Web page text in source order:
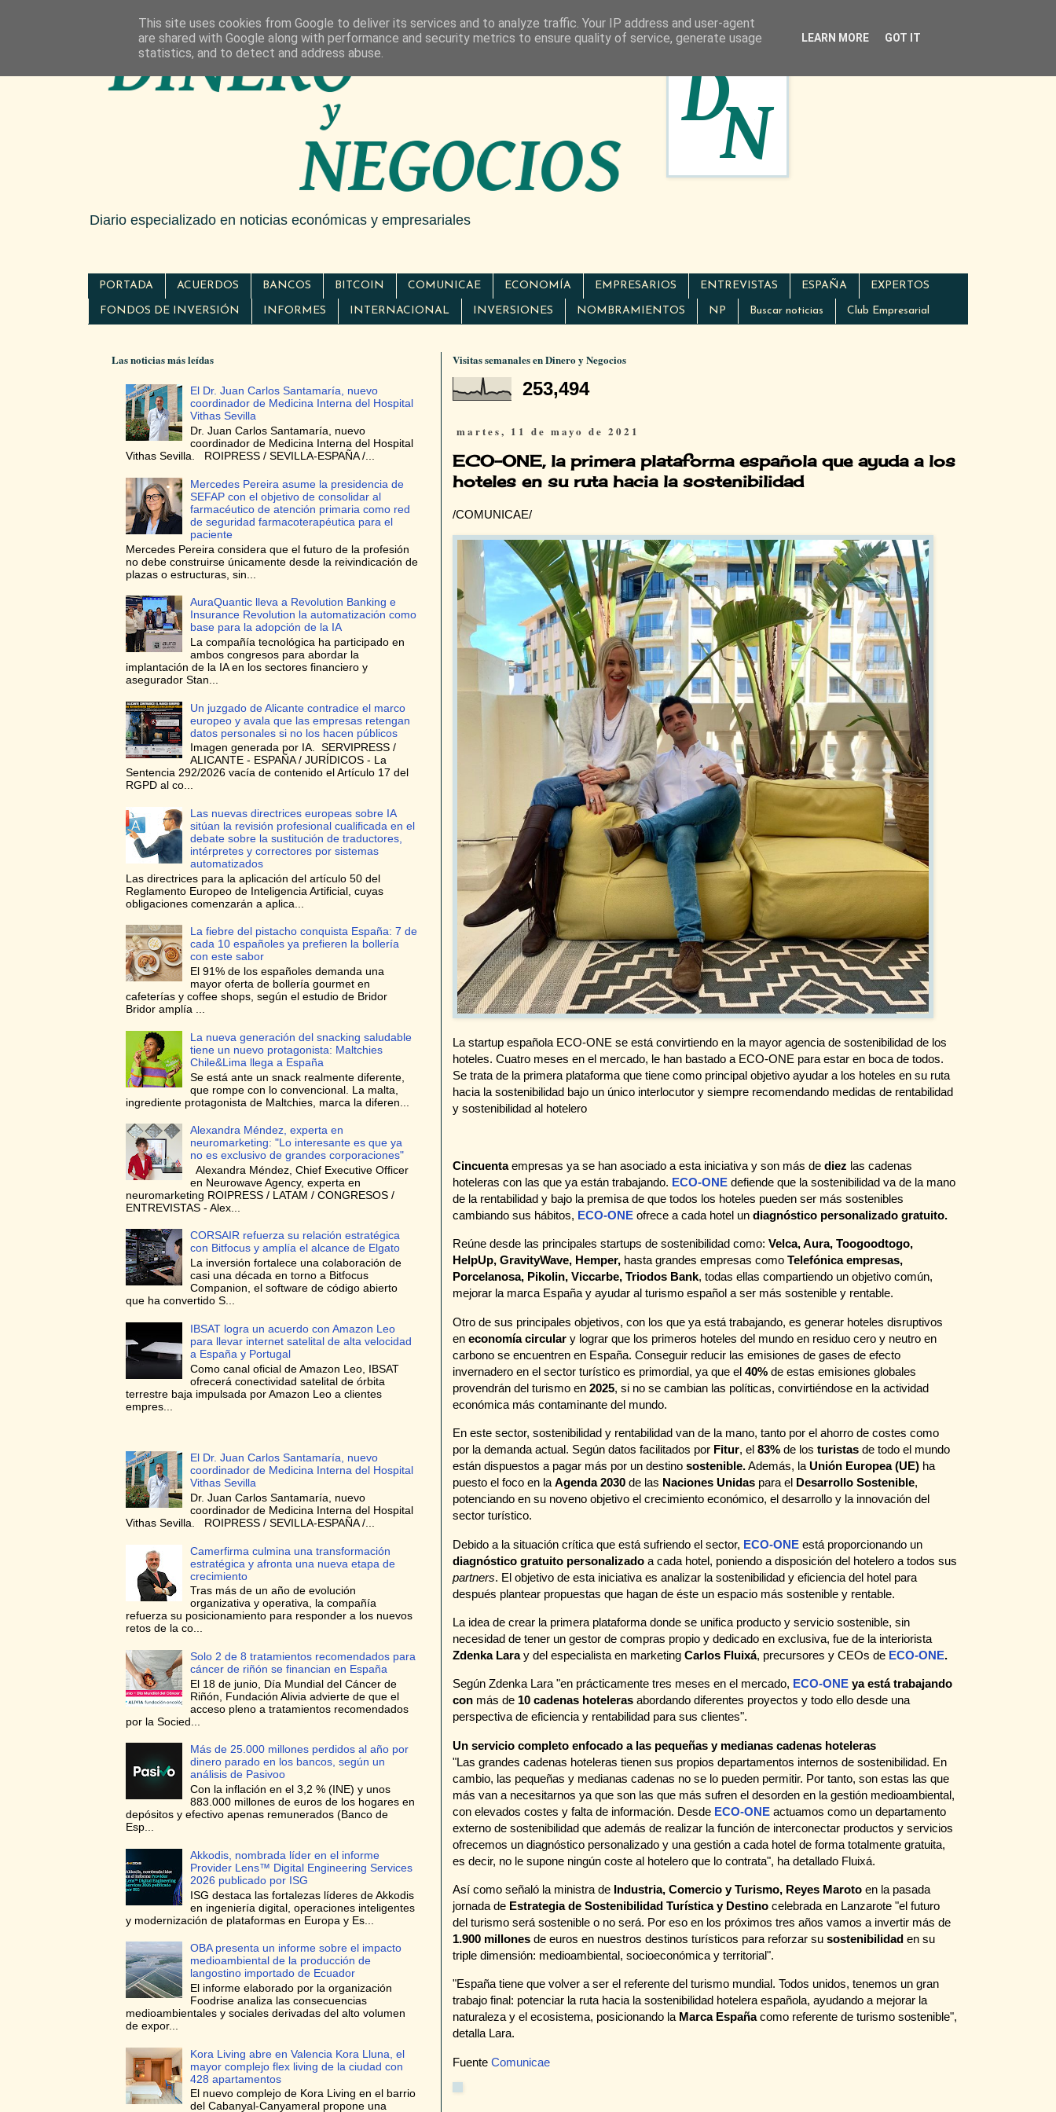
Diario especializado en noticias económicas y empresariales
PORTADA ACUERDOS BANCOS BITCOIN COMUNICAE ECONOMÍA EMPRESARIOS ENTREVISTAS ESPAÑA EXPERTOS
FONDOS DE INVERSIÓN INFORMES INTERNACIONAL INVERSIONES NOMBRAMIENTOS NP Buscar noticias Club Empresarial
Visitas semanales en Dinero y Negocios
253,494
martes, 11 de mayo de 2021
ECO-ONE, la primera plataforma española que ayuda a los
hoteles en su ruta hacia la sostenibilidad
/COMUNICAE/
La startup española ECO-ONE se está convirtiendo en la mayor agencia de sostenibilidad de los
hoteles. Cuatro meses en el mercado, le han bastado a ECO-ONE para estar en boca de todos.
Se trata de la primera plataforma que tiene como principal objetivo ayudar a los hoteles en su ruta
hacia la sostenibilidad bajo un único interlocutor y siempre recomendando medidas de rentabilidad
y sostenibilidad al hotelero
Cincuentaempresas ya se han asociado a esta iniciativa y son más de diez las cadenas
hoteleras con las que ya están trabajando. ECO-ONE defiende que la sostenibilidad va de la mano
de la rentabilidad y bajo la premisa de que todos los hoteles pueden ser más sostenibles
cambiando sus hábitos, ECO-ONE ofrece a cada hotel un diagnóstico personalizado gratuito.
Reúne desde las principales startups de sostenibilidad como: Velca, Aura, Toogoodtogo,
HelpUp, GravityWave, Hemper, hasta grandes empresas como Telefónica empresas,
Porcelanosa, Pikolin, Viccarbe, Triodos Bank, todas ellas compartiendo un objetivo común,
mejorar la marca España y ayudar al turismo español a ser más sostenible y rentable.
Otro de sus principales objetivos, con los que ya está trabajando, es generar hoteles disruptivos
en economía circular y lograr que los primeros hoteles del mundo en residuo cero y neutro en
carbono se encuentren en España. Conseguir reducir las emisiones de gases de efecto
invernadero en el sector turístico es primordial, ya que el 40% de estas emisiones globales
provendrán del turismo en 2025, si no se cambian las políticas, convirtiéndose en la actividad
económica más contaminante del mundo.
En este sector, sostenibilidad y rentabilidad van de la mano, tanto por el ahorro de costes como
por la demanda actual. Según datos facilitados por Fitur, el 83% de los turistas de todo el mundo
están dispuestos a pagar más por un destino sostenible.Además, la Unión Europea (UE) ha
puesto el foco en la Agenda 2030 de las Naciones Unidas para el Desarrollo Sostenible,
potenciando en su noveno objetivo el crecimiento económico, el desarrollo y la innovación del
sector turístico.
Debido a la situación crítica que está sufriendo el sector, ECO-ONE está proporcionando un
diagnóstico gratuito personalizado a cada hotel, poniendo a disposición del hotelero a todos sus
partners. El objetivo de esta iniciativa es analizar la sostenibilidad y eficiencia del hotel para
después plantear propuestas que hagan de éste un espacio más sostenible y rentable.
La idea de crear la primera plataforma donde se unifica producto y servicio sostenible, sin
necesidad de tener un gestor de compras propio y dedicado en exclusiva, fue de la interiorista
Zdenka Laray del especialista en marketing Carlos Fluixá, precursores y CEOs de ECO-ONE.
Según Zdenka Lara "en prácticamente tres meses en el mercado, ECO-ONE ya está trabajando
con más de 10 cadenas hoteleras abordando diferentes proyectos y todo ello desde una
perspectiva de eficiencia y rentabilidad para sus clientes".
Un servicio completo enfocado a las pequeñas y medianas cadenas hoteleras
"Las grandes cadenas hoteleras tienen sus propios departamentos internos de sostenibilidad. En
cambio, las pequeñas y medianas cadenas no se lo pueden permitir. Por tanto, son estas las que
más van a necesitarnos ya que son las que más sufren el desorden en la gestión medioambiental,
con elevados costes y falta de información. Desde ECO-ONE actuamos como un departamento
externo de sostenibilidad que además de realizar la función de interconectar productos y servicios
ofrecemos un diagnóstico personalizado y una gestión a cada hotel de forma totalmente gratuita,
es decir, no le supone ningún coste al hotelero que lo contrata", ha detallado Fluixá.
Así como señaló la ministra de Industria, Comercio y Turismo, Reyes Maroto en la pasada
jornada de Estrategia de Sostenibilidad Turística y Destino celebrada en Lanzarote "el futuro
del turismo será sostenible o no será. Por eso en los próximos tres años vamos a invertir más de
1.900 millones de euros en nuestros destinos turísticos para reforzar su sostenibilidad en su
triple dimensión: medioambiental, socioeconómica y territorial".
"España tiene que volver a ser el referente del turismo mundial. Todos unidos, tenemos un gran
trabajo final: potenciar la ruta hacia la sostenibilidad hotelera española, ayudando a mejorar la
naturaleza y el ecosistema, posicionando la Marca Españacomo referente de turismo sostenible",
detalla Lara.
Fuente Comunicae
Las noticias más leídas
El Dr. Juan Carlos Santamaría, nuevo
coordinador de Medicina Interna del Hospital
Vithas Sevilla
Dr. Juan Carlos Santamaría, nuevo
coordinador de Medicina Interna del Hospital
Vithas Sevilla. ROIPRESS / SEVILLA-ESPAÑA /...
Mercedes Pereira asume la presidencia de
SEFAP con el objetivo de consolidar al
farmacéutico de atención primaria como red
de seguridad farmacoterapéutica para el
paciente
Mercedes Pereira considera que el futuro de la profesión
no debe construirse únicamente desde la reivindicación de
plazas o estructuras, sin...
AuraQuantic lleva a Revolution Banking e
Insurance Revolution la automatización como
base para la adopción de la IA
La compañía tecnológica ha participado en
ambos congresos para abordar la
implantación de la IA en los sectores financiero y
asegurador Stan...
Un juzgado de Alicante contradice el marco
europeo y avala que las empresas retengan
datos personales si no los hacen públicos
Imagen generada por IA. SERVIPRESS /
ALICANTE - ESPAÑA / JURÍDICOS - La
Sentencia 292/2026 vacía de contenido el Artículo 17 del
RGPD al co...
Las nuevas directrices europeas sobre IA
sitúan la revisión profesional cualificada en el
debate sobre la sustitución de traductores,
intérpretes y correctores por sistemas
automatizados
Las directrices para la aplicación del artículo 50 del
Reglamento Europeo de Inteligencia Artificial, cuyas
obligaciones comenzarán a aplica...
La fiebre del pistacho conquista España: 7 de
cada 10 españoles ya prefieren la bollería
con este sabor
El 91% de los españoles demanda una
mayor oferta de bollería gourmet en
cafeterías y coffee shops, según el estudio de Bridor
Bridor amplía ...
La nueva generación del snacking saludable
tiene un nuevo protagonista: Maltchies
Chile&Lima llega a España
Se está ante un snack realmente diferente,
que rompe con lo convencional. La malta,
ingrediente protagonista de Maltchies, marca la diferen...
Alexandra Méndez, experta en
neuromarketing: "Lo interesante es que ya
no es exclusivo de grandes corporaciones"
Alexandra Méndez, Chief Executive Officer
en Neurowave Agency, experta en
neuromarketing ROIPRESS / LATAM / CONGRESOS /
ENTREVISTAS - Alex...
CORSAIR refuerza su relación estratégica
con Bitfocus y amplía el alcance de Elgato
La inversión fortalece una colaboración de
casi una década en torno a Bitfocus
Companion, el software de código abierto
que ha convertido S...
IBSAT logra un acuerdo con Amazon Leo
para llevar internet satelital de alta velocidad
a España y Portugal
Como canal oficial de Amazon Leo, IBSAT
ofrecerá conectividad satelital de órbita
terrestre baja impulsada por Amazon Leo a clientes
empres...
El Dr. Juan Carlos Santamaría, nuevo
coordinador de Medicina Interna del Hospital
Vithas Sevilla
Dr. Juan Carlos Santamaría, nuevo
coordinador de Medicina Interna del Hospital
Vithas Sevilla. ROIPRESS / SEVILLA-ESPAÑA /...
Camerfirma culmina una transformación
estratégica y afronta una nueva etapa de
crecimiento
Tras más de un año de evolución
organizativa y operativa, la compañía
refuerza su posicionamiento para responder a los nuevos
retos de la co...
Solo 2 de 8 tratamientos recomendados para
cáncer de riñón se financian en España
El 18 de junio, Día Mundial del Cáncer de
Riñón, Fundación Alivia advierte de que el
acceso pleno a tratamientos recomendados
por la Socied...
Más de 25.000 millones perdidos al año por
dinero parado en los bancos, según un
análisis de Pasivoo
Con la inflación en el 3,2 % (INE) y unos
883.000 millones de euros de los hogares en
depósitos y efectivo apenas remunerados (Banco de
Esp...
Akkodis, nombrada líder en el informe
Provider Lens™ Digital Engineering Services
2026 publicado por ISG
ISG destaca las fortalezas líderes de Akkodis
en ingeniería digital, operaciones inteligentes
y modernización de plataformas en Europa y Es...
OBA presenta un informe sobre el impacto
medioambiental de la producción de
langostino importado de Ecuador
El informe elaborado por la organización
Foodrise analiza las consecuencias
medioambientales y sociales derivadas del alto volumen
de expor...
Kora Living abre en Valencia Kora Lluna, el
mayor complejo flex living de la ciudad con
428 apartamentos
El nuevo complejo de Kora Living en el barrio
del Cabanyal-Canyameral propone una
This site uses cookies from Google to deliver its services and to analyze traffic. Your IP address and user-agent
are shared with Google along with performance and security metrics to ensure quality of service, generate usage
statistics, and to detect and address abuse.
LEARN MORE GOT IT